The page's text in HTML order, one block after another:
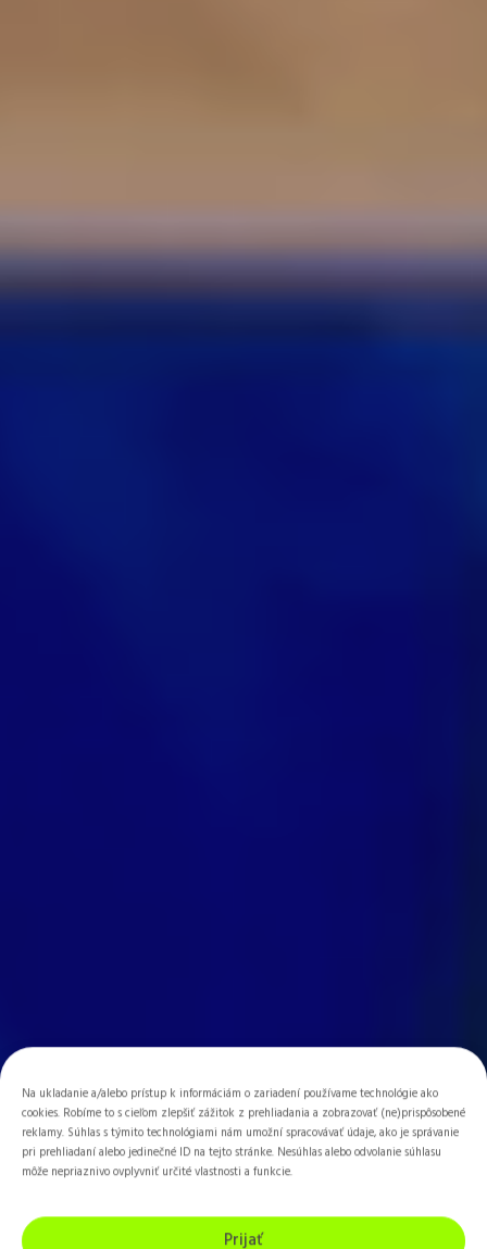
Na ukladanie a/alebo prístup k informáciám o zariadení používame technológie ako
cookies. Robíme to s cieľom zlepšiť zážitok z prehliadania a zobrazovať (ne)prispôsobené
reklamy. Súhlas s týmito technológiami nám umožní spracovávať údaje, ako je správanie
pri prehliadaní alebo jedinečné ID na tejto stránke. Nesúhlas alebo odvolanie súhlasu
môže nepriaznivo ovplyvniť určité vlastnosti a funkcie.
Prijať
Aikido.